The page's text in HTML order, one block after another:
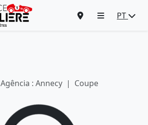
PT
Agência : Annecy Coupe